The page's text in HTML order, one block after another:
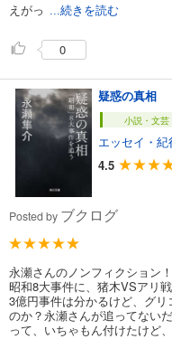
えがっ ...続きを読む
0
疑惑の真相
小説・文芸
エッセイ・紀
4.5
Posted by ブクログ
永瀬さんのノンフィクション！
昭和8大事件に、猪木VSアリ
3億円事件は分かるけど、グ
のか？永瀬さんが追ってない
って、いちゃもん付けたけど